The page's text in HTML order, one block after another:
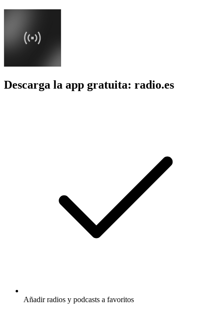
Descarga la app gratuita: radio.es
Añadir radios y podcasts a favoritos